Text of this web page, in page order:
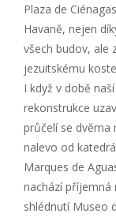
Plaza de
Havaně, nejen
všech budov, ale
jezuitskému
I když v době
rekonstrukce
průčelí se dvěma
nalevo od
Marques de
nachází příjemná
shlédnutí Museo